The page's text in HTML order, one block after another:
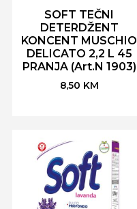
SOFT TEČNI
DETERDŽENT
KONCENT MUSCHIO
DELICATO 2,2 L 45
PRANJA (Art.N 1903)
8,50 KM